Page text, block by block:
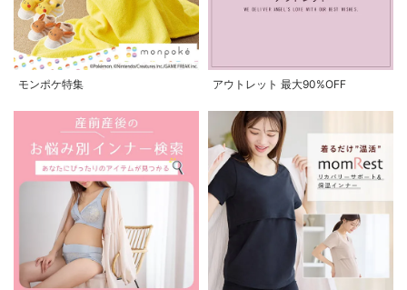
モンポケ特集 アウトレット 最大90%OFF